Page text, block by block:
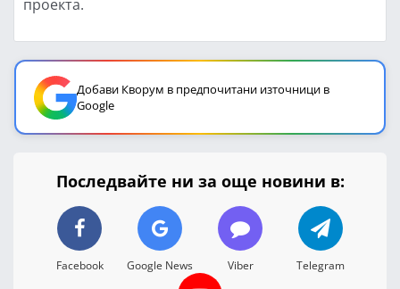
проекта.
Добави Кворум в предпочитани източници в
Google
Последвайте ни за още новини в:
Facebook Google News Viber Telegram